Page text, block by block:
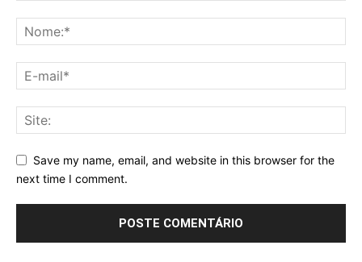
Save my name, email, and website in this browser for the
next time I comment.